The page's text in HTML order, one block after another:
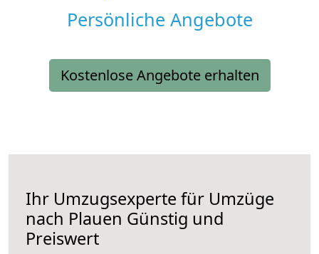
Persönliche Angebote
Kostenlose Angebote erhalten
Ihr Umzugsexperte für Umzüge
nach Plauen Günstig und
Preiswert